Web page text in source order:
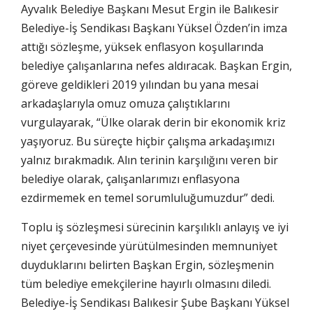
Ayvalık Belediye Başkanı Mesut Ergin ile Balıkesir
Belediye-İş Sendikası Başkanı Yüksel Özden’in imza
attığı sözleşme, yüksek enflasyon koşullarında
belediye çalışanlarına nefes aldıracak. Başkan Ergin,
göreve geldikleri 2019 yılından bu yana mesai
arkadaşlarıyla omuz omuza çalıştıklarını
vurgulayarak, “Ülke olarak derin bir ekonomik kriz
yaşıyoruz. Bu süreçte hiçbir çalışma arkadaşımızı
yalnız bırakmadık. Alın terinin karşılığını veren bir
belediye olarak, çalışanlarımızı enflasyona
ezdirmemek en temel sorumluluğumuzdur” dedi.
Toplu iş sözleşmesi sürecinin karşılıklı anlayış ve iyi
niyet çerçevesinde yürütülmesinden memnuniyet
duyduklarını belirten Başkan Ergin, sözleşmenin
tüm belediye emekçilerine hayırlı olmasını diledi.
Belediye-İş Sendikası Balıkesir Şube Başkanı Yüksel